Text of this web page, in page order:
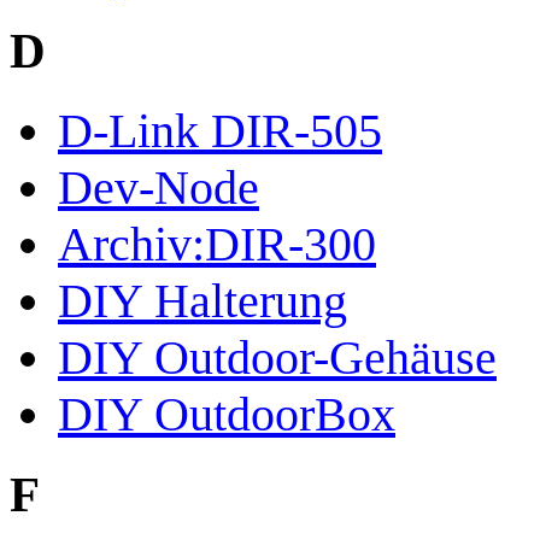
D
D-Link DIR-505
Dev-Node
Archiv:DIR-300
DIY Halterung
DIY Outdoor-Gehäuse
DIY OutdoorBox
F